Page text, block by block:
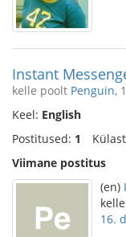
Instant
kelle poolt Penguin,
Keel: English
Postitused: 1
Viimane postitus
(en)
16.